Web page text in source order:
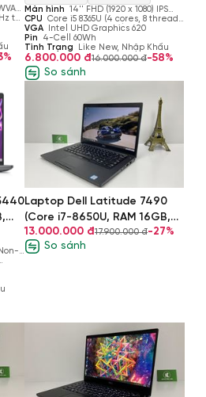
to
620, Màn 14'' FHD )
2133MHz
Max 32GB
PCIe NVMe,
SSD
Màn hình 14'' FHD (1920 x 1080) IPS
Non-touch
CPU Core i5 8365U (4 cores, 8 threads,
1.6 GHz - 4.1 GHz, 6 MB )
VGA
Intel UHD Graphics 620
Pin
4-Cell 60Wh
Tình Trạng
Like New, Nhập Khẩu
6.800.000 đ16.000.000 đ-58%
So sánh
Laptop Dell Latitude 7490
(Core i7-8650U, RAM 16GB,
SSD 512GB, Intel UHD
Graphics 620, 14 inch FHD
13.000.000 đ17.900.000 đ-27%
So sánh